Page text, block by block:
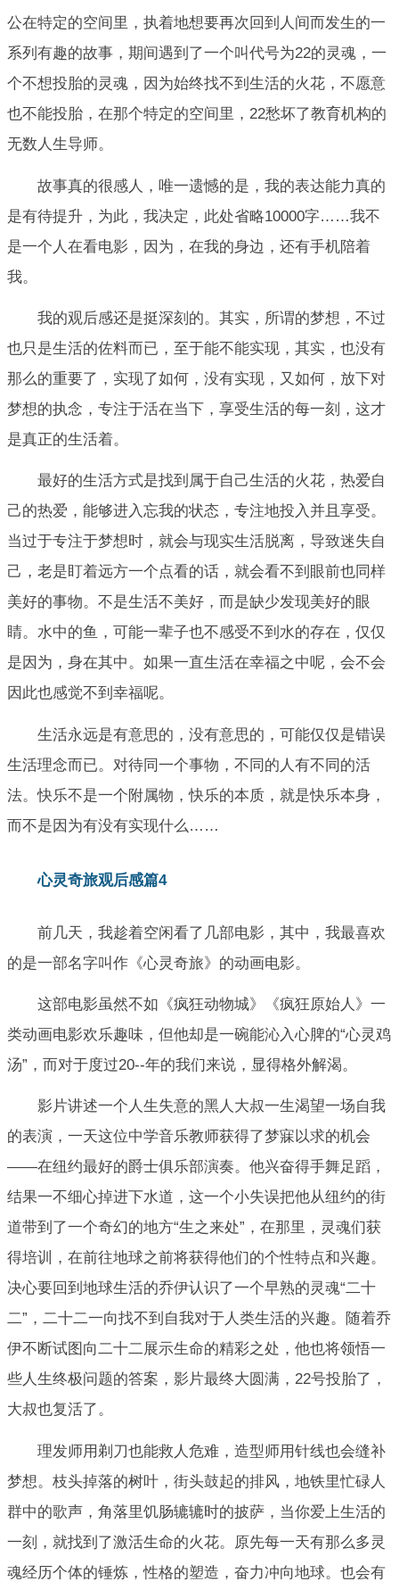
公在特定的空间里，执着地想要再次回到人间而发生的一
系列有趣的故事，期间遇到了一个叫代号为22的灵魂，一
个不想投胎的灵魂，因为始终找不到生活的火花，不愿意
也不能投胎，在那个特定的空间里，22愁坏了教育机构的
无数人生导师。
故事真的很感人，唯一遗憾的是，我的表达能力真的
是有待提升，为此，我决定，此处省略10000字……我不
是一个人在看电影，因为，在我的身边，还有手机陪着
我。
我的观后感还是挺深刻的。其实，所谓的梦想，不过
也只是生活的佐料而已，至于能不能实现，其实，也没有
那么的重要了，实现了如何，没有实现，又如何，放下对
梦想的执念，专注于活在当下，享受生活的每一刻，这才
是真正的生活着。
最好的生活方式是找到属于自己生活的火花，热爱自
己的热爱，能够进入忘我的状态，专注地投入并且享受。
当过于专注于梦想时，就会与现实生活脱离，导致迷失自
己，老是盯着远方一个点看的话，就会看不到眼前也同样
美好的事物。不是生活不美好，而是缺少发现美好的眼
睛。水中的鱼，可能一辈子也不感受不到水的存在，仅仅
是因为，身在其中。如果一直生活在幸福之中呢，会不会
因此也感觉不到幸福呢。
生活永远是有意思的，没有意思的，可能仅仅是错误
生活理念而已。对待同一个事物，不同的人有不同的活
法。快乐不是一个附属物，快乐的本质，就是快乐本身，
而不是因为有没有实现什么……
心灵奇旅观后感篇4
前几天，我趁着空闲看了几部电影，其中，我最喜欢
的是一部名字叫作《心灵奇旅》的动画电影。
这部电影虽然不如《疯狂动物城》《疯狂原始人》一
类动画电影欢乐趣味，但他却是一碗能沁入心脾的“心灵鸡
汤”，而对于度过20--年的我们来说，显得格外解渴。
影片讲述一个人生失意的黑人大叔一生渴望一场自我
的表演，一天这位中学音乐教师获得了梦寐以求的机会
——在纽约最好的爵士俱乐部演奏。他兴奋得手舞足蹈，
结果一不细心掉进下水道，这一个小失误把他从纽约的街
道带到了一个奇幻的地方“生之来处”，在那里，灵魂们获
得培训，在前往地球之前将获得他们的个性特点和兴趣。
决心要回到地球生活的乔伊认识了一个早熟的灵魂“二十
二”，二十二一向找不到自我对于人类生活的兴趣。随着乔
伊不断试图向二十二展示生命的精彩之处，他也将领悟一
些人生终极问题的答案，影片最终大圆满，22号投胎了，
大叔也复活了。
理发师用剃刀也能救人危难，造型师用针线也会缝补
梦想。枝头掉落的树叶，街头鼓起的排风，地铁里忙碌人
群中的歌声，角落里饥肠辘辘时的披萨，当你爱上生活的
一刻，就找到了激活生命的火花。原先每一天有那么多灵
魂经历个体的锤炼，性格的塑造，奋力冲向地球。也会有